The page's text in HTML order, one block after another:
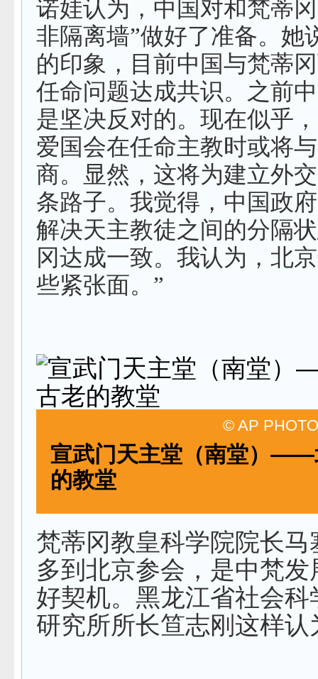
诺娃认为，中国对和梵蒂
非隔离墙”做好了准备。她
的印象，目前中国与梵蒂
任命问题达成共识。之前
是坚决反对的。现在似乎
爱国会在任命主教时或将
商。显然，这将为建立外
条路子。我觉得，中国政
解决天主教徒之间的分隔
冈达成一致。我认为，北
些紧张面。”
© AP
宣武门天主堂（南堂）——
的教堂
梵蒂冈教皇科学院院长马
多到北京参会，是中梵发
好契机。黑龙江省社会科
研究所所长笪志刚这样认